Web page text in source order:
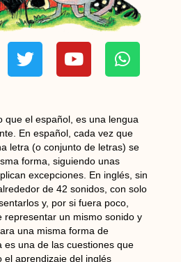
T
w
i
t
e
r
Y
o
u
u
b
e
W
h
a
s
a
p
p
que el español, es una lengua
En español, cada vez que
letra (o conjunto de letras) se
forma, siguiendo unas
excepciones. En inglés, sin
de 42 sonidos, con solo
y, por si fuera poco,
representar un mismo sonido y
una misma forma de
es una de las cuestiones que
el aprendizaje del inglés